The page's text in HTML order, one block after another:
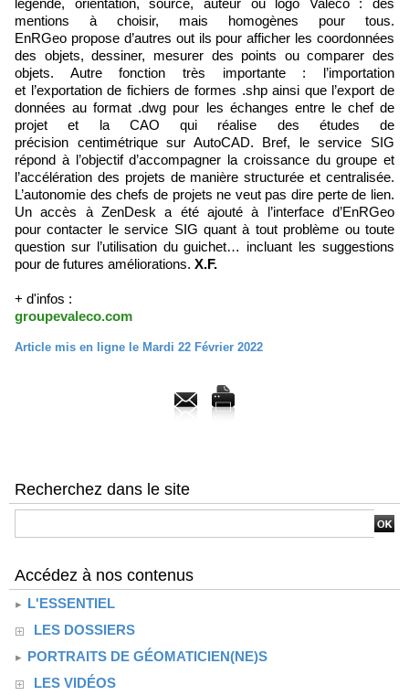
légende, orientation, source, auteur ou logo Valeco : des
mentions à choisir, mais homogènes pour tous.
EnRGeo propose d’autres out ils pour afficher les coordonnées
des objets, dessiner, mesurer des points ou comparer des
objets. Autre fonction très importante : l’importation
et l’exportation de fichiers de formes .shp ainsi que l’export de
données au format .dwg pour les échanges entre le chef de
projet et la CAO qui réalise des études de
précision centimétrique sur AutoCAD. Bref, le service SIG
répond à l’objectif d’accompagner la croissance du groupe et
l’accélération des projets de manière structurée et centralisée.
L’autonomie des chefs de projets ne veut pas dire perte de lien.
Un accès à ZenDesk a été ajouté à l’interface d’EnRGeo
pour contacter le service SIG quant à tout problème ou toute
question sur l’utilisation du guichet… incluant les suggestions
pour de futures améliorations. X.F.
+ d'infos :
groupevaleco.com
Article mis en ligne le Mardi 22 Février 2022
Recherchez dans le site
Accédez à nos contenus
L'ESSENTIEL
LES DOSSIERS
PORTRAITS DE GÉOMATICIEN(NE)S
LES VIDÉOS